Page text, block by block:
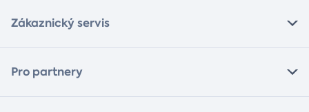
Zákaznický servis
Pro partnery